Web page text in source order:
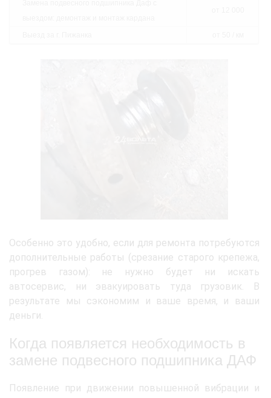
Особенно это удобно, если для ремонта потребуются
дополнительные работы (срезание старого крепежа,
прогрев газом): не нужно будет ни искать
автосервис, ни эвакуировать туда грузовик. В
результате мы сэкономим и ваше время, и ваши
деньги.
Когда появляется необходимость в
замене подвесного подшипника ДАФ
Появление при движении повышенной вибрации и